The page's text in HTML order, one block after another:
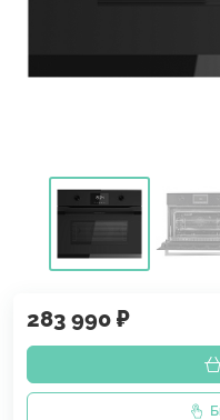
283 990 ₽